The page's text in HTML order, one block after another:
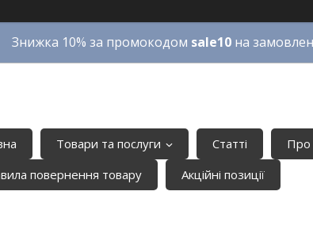
Знижка 10% за промокодом sale10на
Товари та послуги Статті Про
повернення товару
Акційні позиції